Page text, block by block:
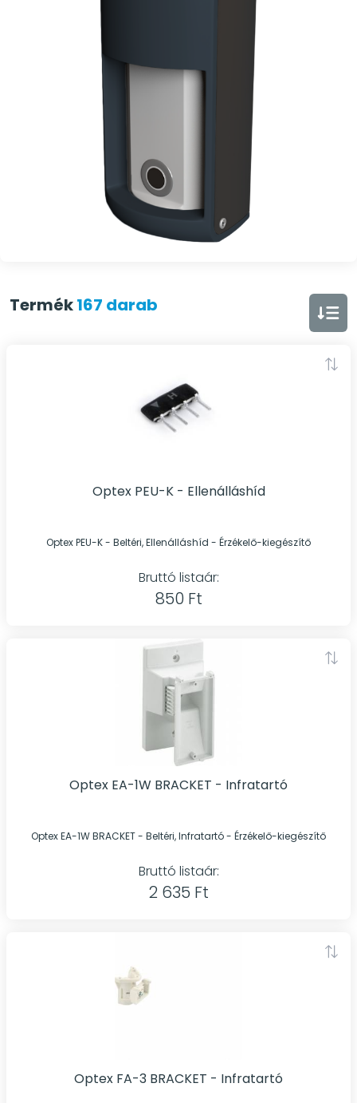
Termék167 darab
Optex PEU-K - Ellenálláshíd
Optex PEU-K - Beltéri, Ellenálláshíd - Érzékelő-kiegészítő
Bruttó listaár:
850 Ft
Optex EA-1W BRACKET - Infratartó
Optex EA-1W BRACKET - Beltéri, Infratartó - Érzékelő-kiegészítő
Bruttó listaár:
2 635 Ft
Optex FA-3 BRACKET - Infratartó